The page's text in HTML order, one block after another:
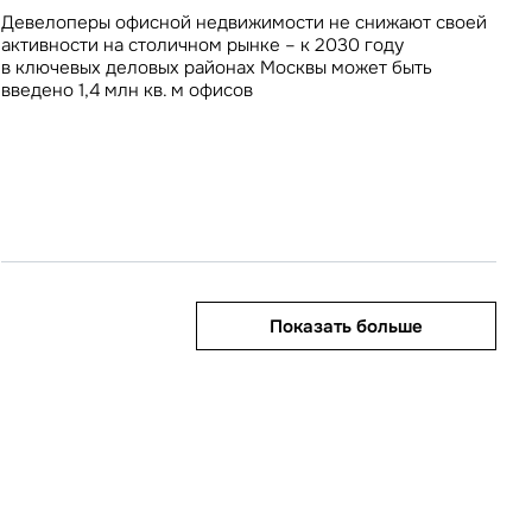
Девелоперы офисной недвижимости не снижают своей
активности на столичном рынке – к 2030 году
в ключевых деловых районах Москвы может быть
введено 1,4 млн кв. м офисов
Показать больше
расположены в регионах
на OZON и Wildberries составляет 5% и 9%
соответственно
к году, тогда как доля регионов, напротив,
приблизилась к максимальному за всю историю рынка
значению